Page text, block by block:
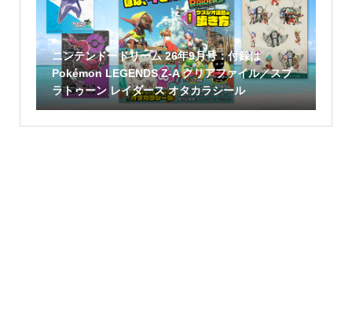
ニンテンドードリーム 26年9月号：付録は
Pokémon LEGENDS Z-A クリアファイル／スプ
ラトゥーン レイダース オタカラシール